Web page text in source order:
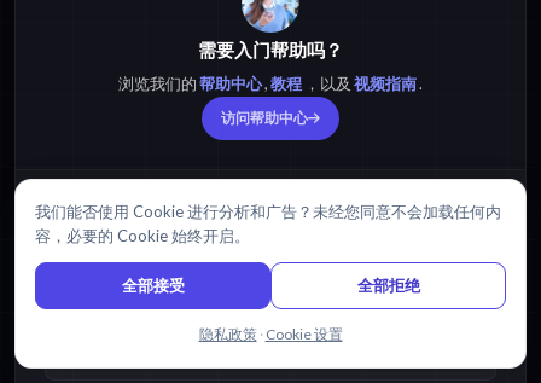
需要入门帮助吗？
浏览我们的帮助中心,教程 ，以及 视频指南.
访问帮助中心
热门资源
MP3 转 文本
我们能否使用 Cookie 进行分析和广告？未经您同意不会加载任何内
容，必要的 Cookie 始终开启。
全部接受 全部拒绝
隐私政策 · Cookie 设置